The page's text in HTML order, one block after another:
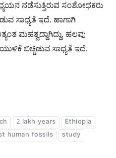
ನಡೆಸುತ್ತಿರುವ ಸಂಶೋಧಕರು
ಸಾಧ್ಯತೆ ಇದೆ. ಹಾಗಾಗಿ
ಮಹತ್ವದ್ದಾಗಿದ್ದು, ಹಲವು
ಬಿಚ್ಚಿಡುವ ಸಾಧ್ಯತೆ ಇದೆ.
2 lakh years
Ethiopia
human fossils study